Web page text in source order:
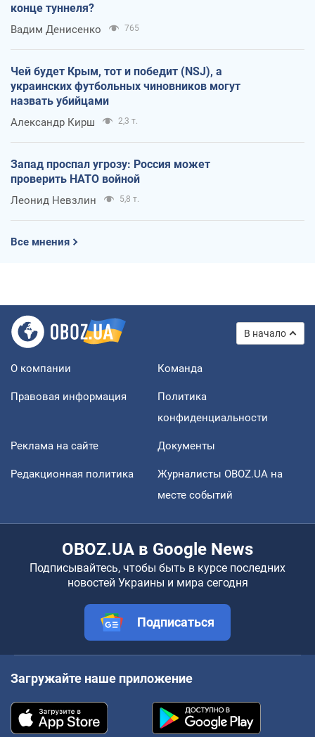
конце туннеля?
Вадим Денисенко 765
Чей будет Крым, тот и победит (NSJ), а
украинских футбольных чиновников могут
назвать убийцами
Александр Кирш 2,3 т.
Запад проспал угрозу: Россия может
проверить НАТО войной
Леонид Невзлин 5,8 т.
Все мнения
В начало
О компании Команда
Правовая информация
Политика
конфиденциальности
Реклама на сайте Документы
Редакционная политика
Журналисты OBOZ.UA на
месте событий
OBOZ.UA в Google News
Подписывайтесь, чтобы быть в курсе последних
новостей Украины и мира сегодня
Подписаться
Загружайте наше приложение